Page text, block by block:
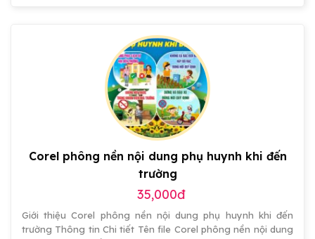
tranh
cổ
động
đẹp
hợp
Dots
miễn
phí
chuyên
nghiệp
có
hiệu
ứng
đẹp
Corel phông nền nội dung phụ huynh khi đến
trường
35,000đ
Giới thiệu Corel phông nền nội dung phụ huynh khi đến
trường Thông tin Chi tiết Tên file Corel phông nền nội dung